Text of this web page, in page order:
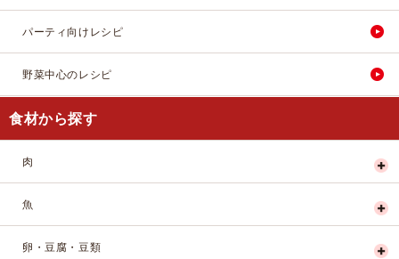
パーティ向けレシピ
野菜中心のレシピ
食材から探す
肉
魚
卵・豆腐・豆類